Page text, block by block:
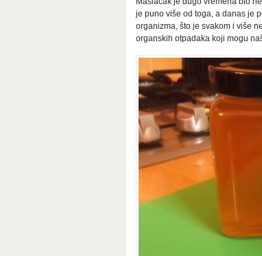
je puno više od toga, a danas je
organizma, što je svakom i više
organskih otpadaka koji mogu